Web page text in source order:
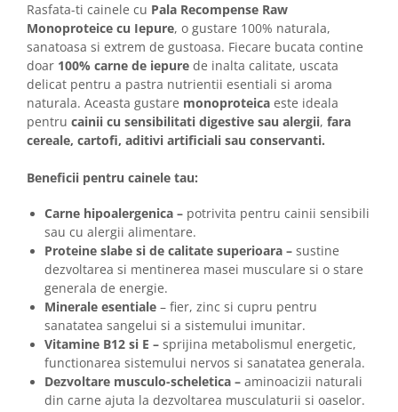
Diete Veterinare Pisici
Rasfata-ti cainele cu Pala Recompense Raw
Monoproteice cu Iepure, o gustare 100% naturala,
sanatoasa si extrem de gustoasa. Fiecare bucata contine
doar 100% carne de iepure de inalta calitate, uscata
delicat pentru a pastra nutrientii esentiali si aroma
naturala. Aceasta gustare monoproteica este ideala
pentru cainii cu sensibilitati digestive sau alergii, fara
cereale, cartofi, aditivi artificiali sau conservanti.
Beneficii pentru cainele tau:
Carne hipoalergenica – potrivita pentru cainii sensibili
sau cu alergii alimentare.
Proteine slabe si de calitate superioara – sustine
dezvoltarea si mentinerea masei musculare si o stare
generala de energie.
Minerale esentiale – fier, zinc si cupru pentru
sanatatea sangelui si a sistemului imunitar.
Vitamine B12 si E – sprijina metabolismul energetic,
functionarea sistemului nervos si sanatatea generala.
Dezvoltare musculo-scheletica – aminoacizii naturali
din carne ajuta la dezvoltarea musculaturii si oaselor.